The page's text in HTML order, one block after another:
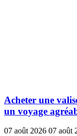
Acheter une
un voyage
07 août 2026 07 août